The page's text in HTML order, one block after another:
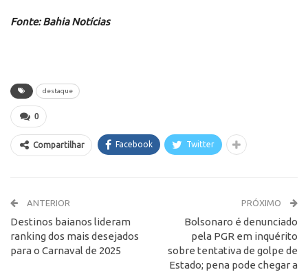
Fonte: Bahia Notícias
destaque
0
Compartilhar Facebook Twitter
ANTERIOR
Destinos baianos lideram
ranking dos mais desejados
para o Carnaval de 2025
PRÓXIMO
Bolsonaro é denunciado
pela PGR em inquérito
sobre tentativa de golpe de
Estado; pena pode chegar a